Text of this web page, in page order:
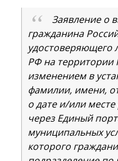
Заявление о
гражданина
удостоверяющего
РФ на территории
изменением в
фамилии, имени,
о дате и/или
через Единый
муниципальных
которого